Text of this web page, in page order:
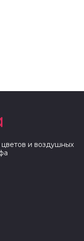
и воздушных